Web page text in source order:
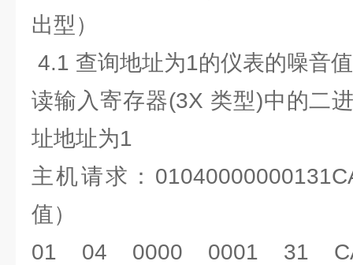
出型）
4.1 查询地址为1的仪表的噪音
读输入寄存器(3X 类型)中的二
址地址为1
主机请求：
值）
01 04 0000 0001 31